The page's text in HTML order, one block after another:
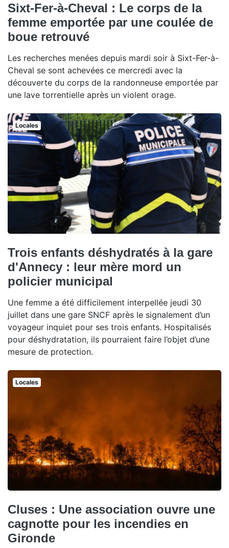
Sixt-Fer-à-Cheval : Le corps de la
femme emportée par une coulée de
boue retrouvé
Les recherches menées depuis mardi soir à Sixt-Fer-à-
Cheval se sont achevées ce mercredi avec la
découverte du corps de la randonneuse emportée par
une lave torrentielle après un violent orage.
Locales
Trois enfants déshydratés à la gare
d'Annecy : leur mère mord un
policier municipal
Une femme a été difficilement interpellée jeudi 30
juillet dans une gare SNCF après le signalement d’un
voyageur inquiet pour ses trois enfants. Hospitalisés
pour déshydratation, ils pourraient faire l’objet d’une
mesure de protection.
Locales
Cluses : Une association ouvre une
cagnotte pour les incendies en
Gironde